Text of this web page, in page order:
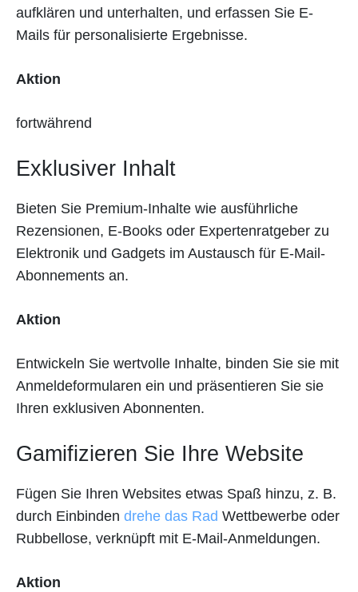
aufklären und unterhalten, und erfassen Sie E-
Mails für personalisierte Ergebnisse.
Aktion
fortwährend
Exklusiver Inhalt
Bieten Sie Premium-Inhalte wie ausführliche
Rezensionen, E-Books oder Expertenratgeber zu
Elektronik und Gadgets im Austausch für E-Mail-
Abonnements an.
Aktion
Entwickeln Sie wertvolle Inhalte, binden Sie sie mit
Anmeldeformularen ein und präsentieren Sie sie
Ihren exklusiven Abonnenten.
Gamifizieren Sie Ihre Website
Fügen Sie Ihren Websites etwas Spaß hinzu, z. B.
durch Einbinden drehe das Rad Wettbewerbe oder
Rubbellose, verknüpft mit E-Mail-Anmeldungen.
Aktion